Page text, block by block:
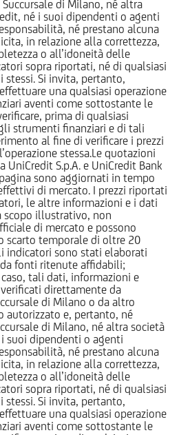
di Milano, né altra
né i suoi dipendenti o agenti
né prestano alcuna
in relazione alla correttezza,
o all’idoneità delle
sopra riportati, né di qualsiasi
Si invita, pertanto,
una qualsiasi operazione
aventi come sottostante le
prima di qualsiasi
strumenti finanziari e di tali
al fine di verificare i prezzi
stessa.Le quotazioni
S.p.A. e UniCredit Bank
sono aggiornati in tempo
di mercato. I prezzi riportati
le altre informazioni e i dati
scopo illustrativo, non
di mercato e possono
scarto temporale di oltre 20
indicatori sono stati elaborati
fonti ritenute affidabili;
tali dati, informazioni e
direttamente da
di Milano o da altro
autorizzato e, pertanto, né
di Milano, né altra società
suoi dipendenti o agenti
né prestano alcuna
in relazione alla correttezza,
o all’idoneità delle
sopra riportati, né di qualsiasi
Si invita, pertanto,
una qualsiasi operazione
aventi come sottostante le